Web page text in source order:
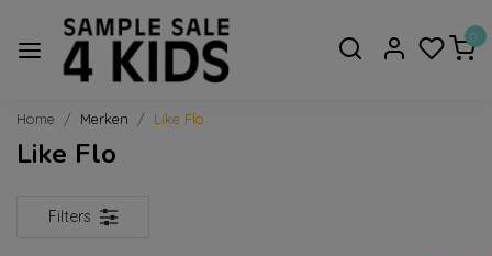
0
Home Merken Like Flo
Like Flo
Filters